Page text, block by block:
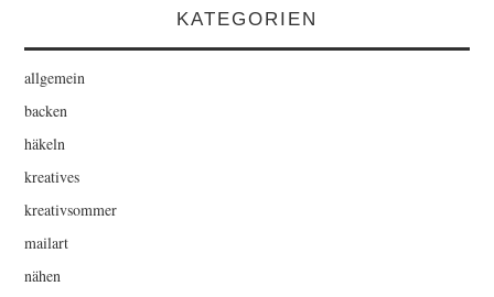
KATEGORIEN
allgemein
backen
häkeln
kreatives
kreativsommer
mailart
nähen